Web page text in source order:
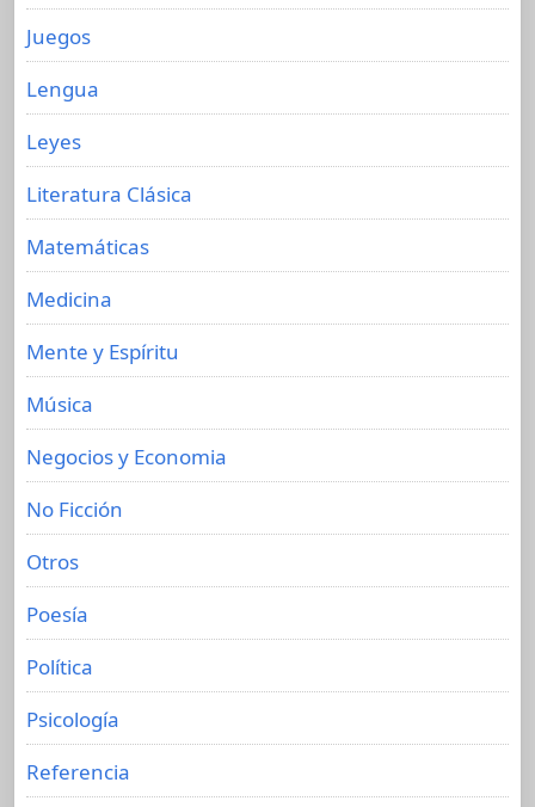
Juegos
Lengua
Leyes
Literatura Clásica
Matemáticas
Medicina
Mente y Espíritu
Música
Negocios y Economia
No Ficción
Otros
Poesía
Política
Psicología
Referencia